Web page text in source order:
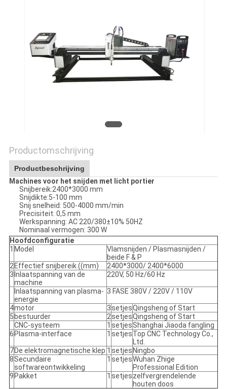
Productomschrijving
Productbeschrijving
Machines voor het snijden met licht portier
Snijbereik:2400*3000 mm
Snijdikte:5-100 mm
Snij snelheid: 500-4000 mm/min
Precisiteit: 0,5 mm
Werkspanning: AC 220/380±10% 50HZ
Nominaal vermogen: 300 W
Hoofdconfiguratie
1 Model
Vlamsnijden / Plasmasnijden /
beide F & P
2Effectief snijbereik ((mm)
2400*3000/ 2400*6000
3 Inlaatspanning van de
machine
220V, 50 Hz/60 Hz
Inlaatspanning van plasma-
energie
3 FASE 380V / 220V / 110V
4motor 3setjesQingsheng of Start
5 bestuurder 2setjesQingsheng of Start
CNC-systeem
1 setjesShanghai Jiaoda fangling
6 Plasma-interface 1 setjesTop CNC Technology Co.,
Ltd.
7De elektromagnetische klep 1 setjes Ningbo
8Secundaire
softwareontwikkeling
1 setjesWuhan Zhige
Professional Edition
9 Pakket 1 setjeszelfvergrendelende
houten doos